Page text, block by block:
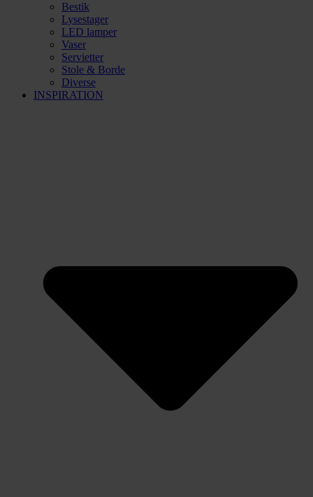
Bestik
Lysestager
LED lamper
Vaser
Servietter
Stole & Borde
Diverse
INSPIRATION